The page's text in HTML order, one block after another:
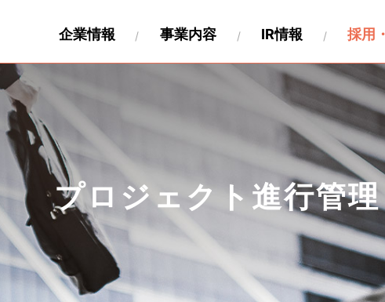
プロジェクト進行管理
会社概要 関連会社 ペ
企業情報
業 関連事業
事業内容
業績・財務 IR資料 株式情報 個人
IR情報
キャリア採用
採用